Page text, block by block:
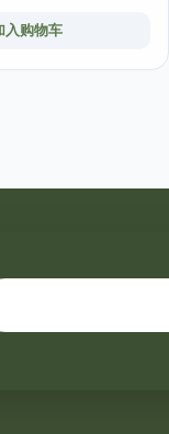
入购物车